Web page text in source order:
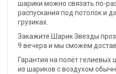
шарики можно связать по-
распускания под потолок и
грузиках.
Закажите Шарик Звезды
9 вечера и мы сможем
Гарантия на полёт
из шариков с воздухом